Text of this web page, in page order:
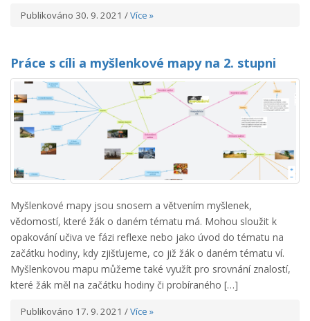
Publikováno 30. 9. 2021 /Více »
Práce s cíli a myšlenkové mapy na 2. stupni
Myšlenkové mapy jsou snosem a větvením myšlenek,
vědomostí, které žák o daném tématu má. Mohou sloužit k
opakování učiva ve fázi reflexe nebo jako úvod do tématu na
začátku hodiny, kdy zjišťujeme, co již žák o daném tématu ví.
Myšlenkovou mapu můžeme také využít pro srovnání znalostí,
které žák měl na začátku hodiny či probíraného […]
Publikováno 17. 9. 2021 /Více »